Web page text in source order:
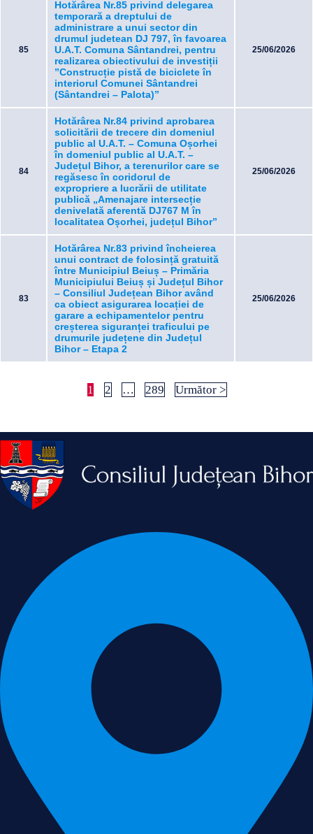
85
Hotărârea Nr.85 privind delegarea
temporară a dreptului de
administrare a unui sector din
drumul judetean DJ 797, în favoarea
U.A.T. Comuna Sântandrei, pentru
realizarea obiectivului de investiții
”Construcție pistă de biciclete în
interiorul Comunei Sântandrei
(Sântandrei – Palota)”
25/06/2026
84
Hotărârea Nr.84 privind aprobarea
solicitării de trecere din domeniul
public al U.A.T. – Comuna Oșorhei
în domeniul public al U.A.T. –
Județul Bihor, a terenurilor care se
regăsesc în coridorul de
expropriere a lucrării de utilitate
publică „Amenajare intersecție
denivelată aferentă DJ767 M în
localitatea Oșorhei, județul Bihor”
25/06/2026
83
Hotărârea Nr.83 privind încheierea
unui contract de folosință gratuită
între Municipiul Beiuș – Primăria
Municipiului Beiuș și Județul Bihor
– Consiliul Județean Bihor având
ca obiect asigurarea locației de
garare a echipamentelor pentru
creșterea siguranței traficului pe
drumurile județene din Județul
Bihor – Etapa 2
25/06/2026
1 2 … 289 Următor >